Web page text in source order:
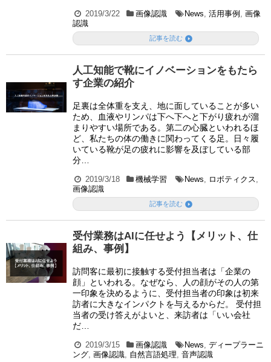
2019/3/22 画像認識 News ,活用事例 ,画像
認識
記事を読む 
人工知能で靴にイノベーションをもたら
す企業の紹介
足裏は全体重を支え、地に面していることが多い
ため、血液やリンパは下へ下へと下がり疲れが溜
まりやすい場所である。第二の心臓といわれるほ
ど、私たちの体の働きに関わってくる足。日々履
いている靴が足の疲れに影響を及ぼしている部
分…
2019/3/18 機械学習 News ロボティクス
画像認識
記事を読む 
受付業務はAIに任せよう【メリット、仕
組み、事例】
訪問客に最初に接触する受付担当者は「企業の
顔」といわれる。なぜなら、人の顔がその人の第
一印象を決めるように、受付担当者の印象は初来
訪者に大きなインパクトを与えるからだ。 受付担
当者の受け答えがよいと、来訪者は「いい会社
だ…
2019/3/15 画像認識 News ,ディープラーニ
ング 画像認識 自然言語処理 音声認識